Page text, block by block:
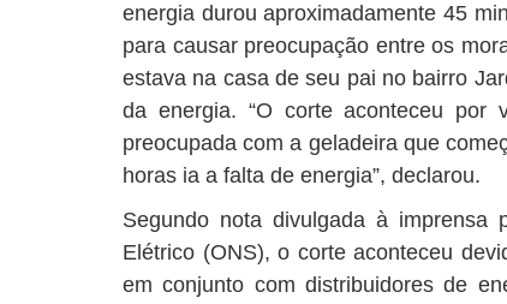
energia durou aproximadamente 45
para causar preocupação entre os
estava na casa de seu pai no bairro
da energia. “O corte aconteceu por
preocupada com a geladeira que
horas ia a falta de energia”, declarou.
Segundo nota divulgada à imprensa
Elétrico (ONS), o corte aconteceu
em conjunto com distribuidores de